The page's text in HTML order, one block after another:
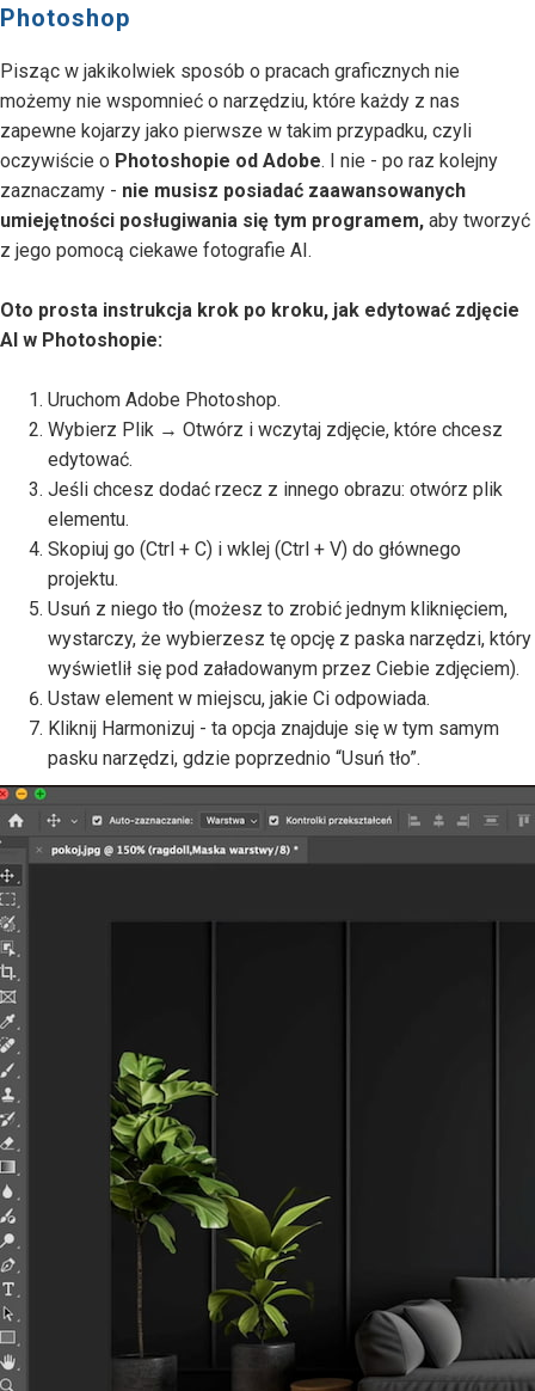
Photoshop
Pisząc w jakikolwiek sposób o pracach graficznych nie
możemy nie wspomnieć o narzędziu, które każdy z nas
zapewne kojarzy jako pierwsze w takim przypadku, czyli
oczywiście o Photoshopie od Adobe. I nie - po raz kolejny
zaznaczamy - nie musisz posiadać zaawansowanych
umiejętności posługiwania się tym programem, aby tworzyć
z jego pomocą ciekawe fotografie AI.
Oto prosta instrukcja krok po kroku, jak edytować zdjęcie
AI w Photoshopie:
Uruchom Adobe Photoshop.
Wybierz Plik → Otwórz i wczytaj zdjęcie, które chcesz
edytować.
Jeśli chcesz dodać rzecz z innego obrazu: otwórz plik
elementu.
Skopiuj go (Ctrl + C) i wklej (Ctrl + V) do głównego
projektu.
Usuń z niego tło (możesz to zrobić jednym kliknięciem,
wystarczy, że wybierzesz tę opcję z paska narzędzi, który
wyświetlił się pod załadowanym przez Ciebie zdjęciem).
Ustaw element w miejscu, jakie Ci odpowiada.
Kliknij Harmonizuj - ta opcja znajduje się w tym samym
pasku narzędzi, gdzie poprzednio “Usuń tło”.